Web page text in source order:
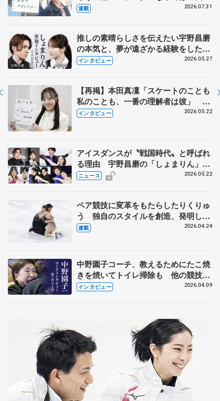
とは 影響あったPIW前キャプテン松
連載 2026.07.31
推しの素晴らしさを伝えたい宇野昌磨
の本気と、夢が遠ざかる経験をした本
田真凜の覚悟
インタビュー 2026.05.27
【再掲】本田真凜「スケートのことも
私のことも、一番の理解者は彼」 引
退時の単独インタビューで語った競技
インタビュー 2026.05.22
アイスダンスが〝戦国時代〟と呼ばれ
る理由 宇野昌磨の「しょまりん」ら
実力者が相次いで参戦 国内の競争激
ニュース 2026.05.22
ペア競技に変革をもたらしたりくりゅ
う 独自のスタイルを創造、発明した
【引退発表後②】
連載 2026.04.24
中野園子コーチ、教えるためにたこ焼
きを焼いてトイレ掃除も 他の競技に
も通用するという坂本花織の筋肉
インタビュー 2026.04.09